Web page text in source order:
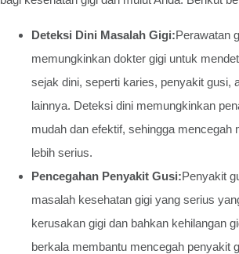
Deteksi Dini Masalah Gigi:Perawatan
memungkinkan dokter gigi untuk
sejak dini, seperti karies, penyakit gusi,
lainnya. Deteksi dini memungkinkan
mudah dan efektif, sehingga mencegah
lebih serius.
Pencegahan Penyakit Gusi:Penyakit
masalah kesehatan gigi yang serius
kerusakan gigi dan bahkan kehilangan
berkala membantu mencegah penyakit